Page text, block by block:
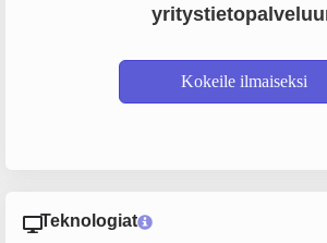
Kokeile ilmaiseksi
Teknologiat